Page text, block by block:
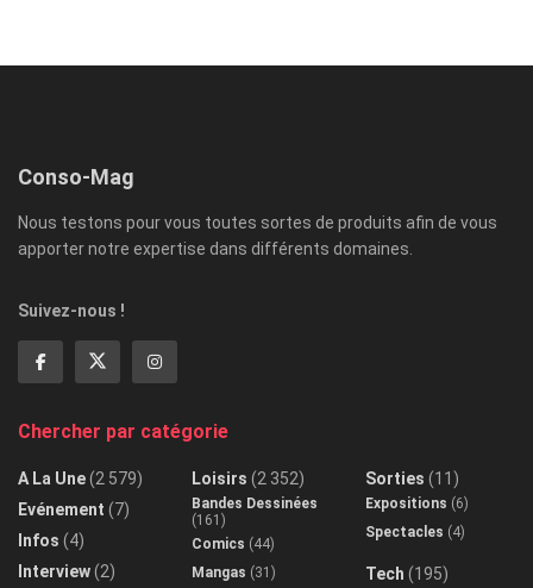
Conso-Mag
Nous testons pour vous toutes sortes de produits afin de vous
apporter notre expertise dans différents domaines.
Suivez-nous !
Chercher par catégorie
A La Une(2 579)
Evénement (7)
Infos (4)
Interview(2)
Loisirs (2 352)
Bandes Dessinées
(161)
Comics (44)
Mangas (31)
Sorties (11)
Expositions (6)
Spectacles (4)
Tech (195)